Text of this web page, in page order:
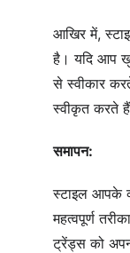
आखिर में,
है। यदि आप
से स्वीकार
स्वीकृत करते
समापन:
स्टाइल आपके
महत्वपूर्ण
ट्रेंड्स को